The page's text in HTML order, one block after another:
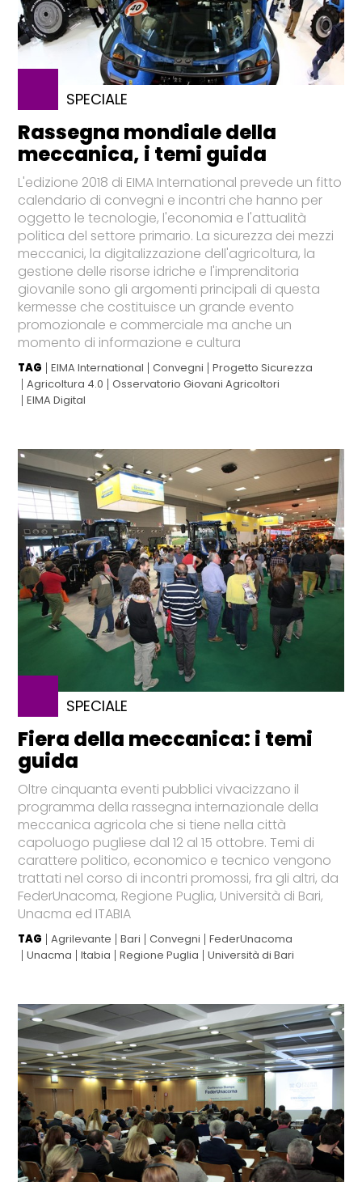
SPECIALE
Rassegna mondiale della
meccanica, i temi guida
L'edizione 2018 di EIMA International prevede un fitto
calendario di convegni e incontri che hanno per
oggetto le tecnologie, l'economia e l'attualità
politica del settore primario. La sicurezza dei mezzi
meccanici, la digitalizzazione dell'agricoltura, la
gestione delle risorse idriche e l'imprenditoria
giovanile sono gli argomenti principali di questa
kermesse che costituisce un grande evento
promozionale e commerciale ma anche un
momento di informazione e cultura
TAG EIMA International Convegni
Progetto Sicurezza
Agricoltura 4.0
Osservatorio Giovani Agricoltori
EIMA Digital
SPECIALE
Fiera della meccanica: i temi
guida
Oltre cinquanta eventi pubblici vivacizzano il
programma della rassegna internazionale della
meccanica agricola che si tiene nella città
capoluogo pugliese dal 12 al 15 ottobre. Temi di
carattere politico, economico e tecnico vengono
trattati nel corso di incontri promossi, fra gli altri, da
FederUnacoma, Regione Puglia, Università di Bari,
Unacma ed ITABIA
TAG Agrilevante Bari Convegni
FederUnacoma
Unacma
Itabia Regione Puglia Università di Bari